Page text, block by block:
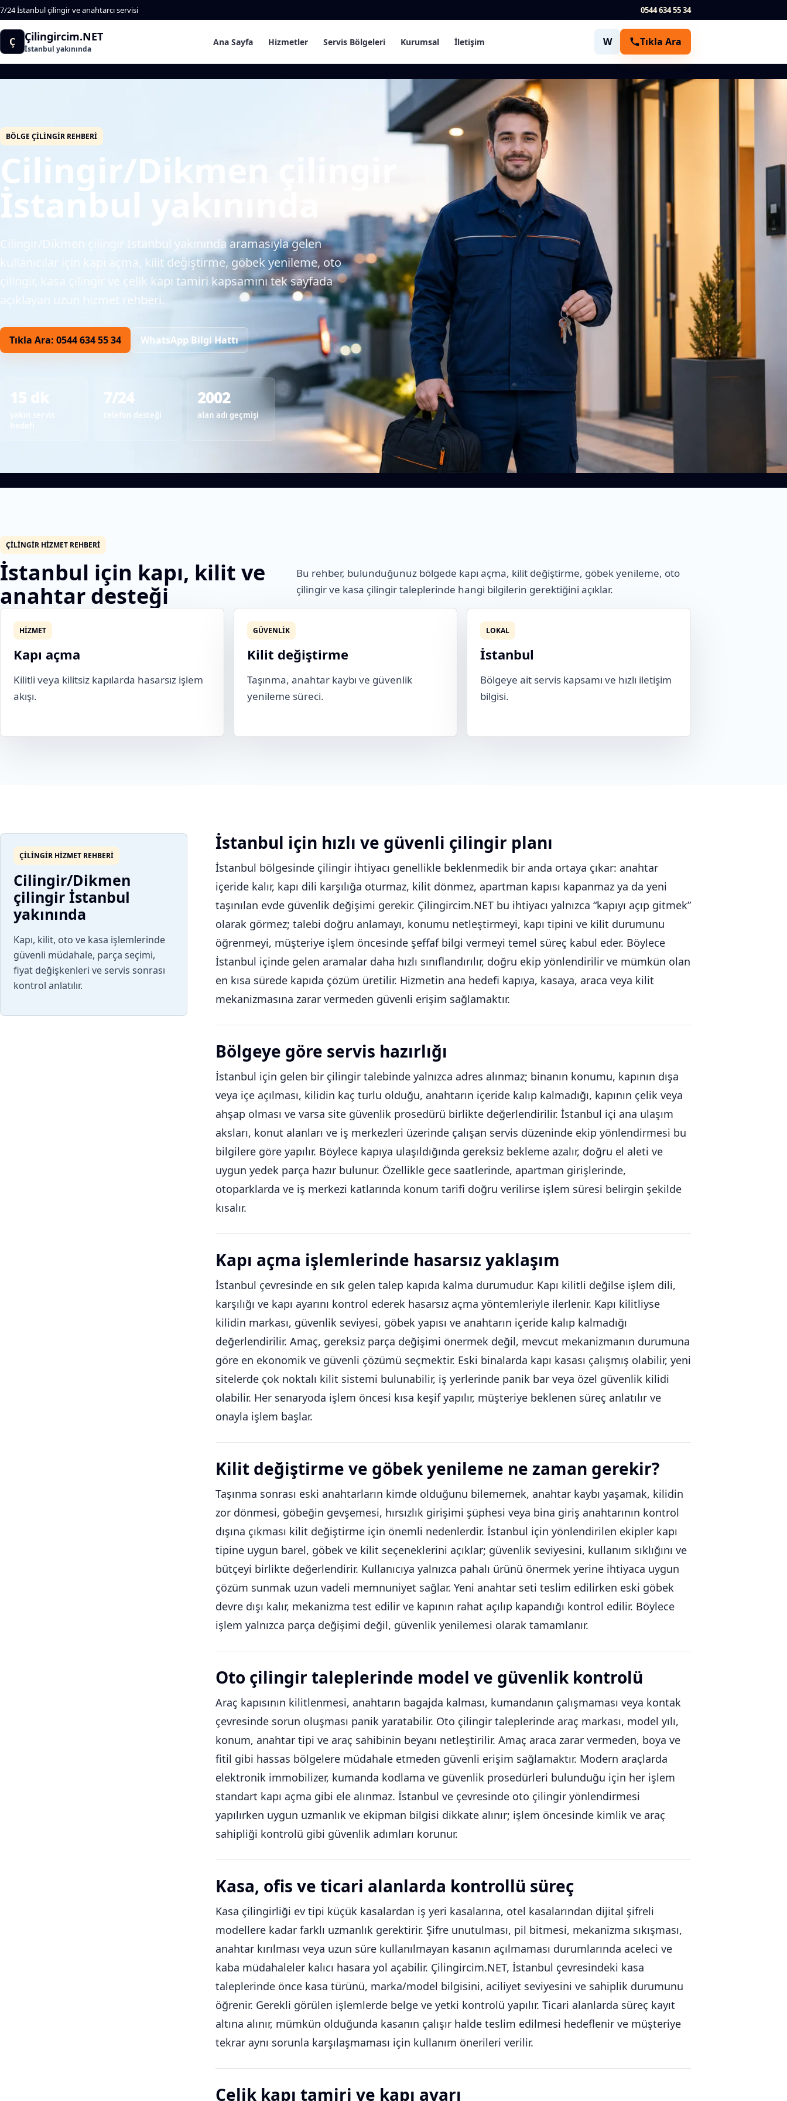
7/24 İstanbul çilingir ve anahtarcı servisi 0544 634 55 34
Ç Çilingircim.NET
İstanbul yakınında
Ana Sayfa Hizmetler Servis Bölgeleri Kurumsal İletişim W Tıkla Ara
BÖLGE ÇILINGIR REHBERI
Cilingir/Dikmen çilingir
İstanbul yakınında
Cilingir/Dikmen çilingir İstanbul yakınında aramasıyla gelen
kullanıcılar için kapı açma, kilit değiştirme, göbek yenileme, oto
çilingir, kasa çilingir ve çelik kapı tamiri kapsamını tek sayfada
açıklayan uzun hizmet rehberi.
Tıkla Ara: 0544 634 55 34 WhatsApp Bilgi Hattı
7/24
telefon desteği
2002
alan adı geçmişi
ÇILINGIR HIZMET REHBERI
İstanbul için kapı, kilit ve
anahtar desteği
Bu rehber, bulunduğunuz bölgede kapı açma, kilit değiştirme, göbek yenileme, oto
çilingir ve kasa çilingir taleplerinde hangi bilgilerin gerektiğini açıklar.
HIZMET
Kapı açma
Kilitli veya kilitsiz kapılarda hasarsız işlem
akışı.
GÜVENLIK
Kilit değiştirme
Taşınma, anahtar kaybı ve güvenlik
yenileme süreci.
LOKAL
İstanbul
Bölgeye ait servis kapsamı ve hızlı iletişim
bilgisi.
ÇILINGIR HIZMET REHBERI
Cilingir/Dikmen
çilingir İstanbul
yakınında
Kapı, kilit, oto ve kasa işlemlerinde
güvenli müdahale, parça seçimi,
fiyat değişkenleri ve servis sonrası
kontrol anlatılır.
İstanbul için hızlı ve güvenli çilingir planı
İstanbul bölgesinde çilingir ihtiyacı genellikle beklenmedik bir anda ortaya çıkar: anahtar
içeride kalır, kapı dili karşılığa oturmaz, kilit dönmez, apartman kapısı kapanmaz ya da yeni
taşınılan evde güvenlik değişimi gerekir. Çilingircim.NET bu ihtiyacı yalnızca “kapıyı açıp gitmek”
olarak görmez; talebi doğru anlamayı, konumu netleştirmeyi, kapı tipini ve kilit durumunu
öğrenmeyi, müşteriye işlem öncesinde şeffaf bilgi vermeyi temel süreç kabul eder. Böylece
İstanbul içinde gelen aramalar daha hızlı sınıflandırılır, doğru ekip yönlendirilir ve mümkün olan
en kısa sürede kapıda çözüm üretilir. Hizmetin ana hedefi kapıya, kasaya, araca veya kilit
mekanizmasına zarar vermeden güvenli erişim sağlamaktır.
Bölgeye göre servis hazırlığı
İstanbul için gelen bir çilingir talebinde yalnızca adres alınmaz; binanın konumu, kapının dışa
veya içe açılması, kilidin kaç turlu olduğu, anahtarın içeride kalıp kalmadığı, kapının çelik veya
ahşap olması ve varsa site güvenlik prosedürü birlikte değerlendirilir. İstanbul içi ana ulaşım
aksları, konut alanları ve iş merkezleri üzerinde çalışan servis düzeninde ekip yönlendirmesi bu
bilgilere göre yapılır. Böylece kapıya ulaşıldığında gereksiz bekleme azalır, doğru el aleti ve
uygun yedek parça hazır bulunur. Özellikle gece saatlerinde, apartman girişlerinde,
otoparklarda ve iş merkezi katlarında konum tarifi doğru verilirse işlem süresi belirgin şekilde
kısalır.
Kapı açma işlemlerinde hasarsız yaklaşım
İstanbul çevresinde en sık gelen talep kapıda kalma durumudur. Kapı kilitli değilse işlem dili,
karşılığı ve kapı ayarını kontrol ederek hasarsız açma yöntemleriyle ilerlenir. Kapı kilitliyse
kilidin markası, güvenlik seviyesi, göbek yapısı ve anahtarın içeride kalıp kalmadığı
değerlendirilir. Amaç, gereksiz parça değişimi önermek değil, mevcut mekanizmanın durumuna
göre en ekonomik ve güvenli çözümü seçmektir. Eski binalarda kapı kasası çalışmış olabilir, yeni
sitelerde çok noktalı kilit sistemi bulunabilir, iş yerlerinde panik bar veya özel güvenlik kilidi
olabilir. Her senaryoda işlem öncesi kısa keşif yapılır, müşteriye beklenen süreç anlatılır ve
onayla işlem başlar.
Kilit değiştirme ve göbek yenileme ne zaman gerekir?
Taşınma sonrası eski anahtarların kimde olduğunu bilememek, anahtar kaybı yaşamak, kilidin
zor dönmesi, göbeğin gevşemesi, hırsızlık girişimi şüphesi veya bina giriş anahtarının kontrol
dışına çıkması kilit değiştirme için önemli nedenlerdir. İstanbul için yönlendirilen ekipler kapı
tipine uygun barel, göbek ve kilit seçeneklerini açıklar; güvenlik seviyesini, kullanım sıklığını ve
bütçeyi birlikte değerlendirir. Kullanıcıya yalnızca pahalı ürünü önermek yerine ihtiyaca uygun
çözüm sunmak uzun vadeli memnuniyet sağlar. Yeni anahtar seti teslim edilirken eski göbek
devre dışı kalır, mekanizma test edilir ve kapının rahat açılıp kapandığı kontrol edilir. Böylece
işlem yalnızca parça değişimi değil, güvenlik yenilemesi olarak tamamlanır.
Oto çilingir taleplerinde model ve güvenlik kontrolü
Araç kapısının kilitlenmesi, anahtarın bagajda kalması, kumandanın çalışmaması veya kontak
çevresinde sorun oluşması panik yaratabilir. Oto çilingir taleplerinde araç markası, model yılı,
konum, anahtar tipi ve araç sahibinin beyanı netleştirilir. Amaç araca zarar vermeden, boya ve
fitil gibi hassas bölgelere müdahale etmeden güvenli erişim sağlamaktır. Modern araçlarda
elektronik immobilizer, kumanda kodlama ve güvenlik prosedürleri bulunduğu için her işlem
standart kapı açma gibi ele alınmaz. İstanbul ve çevresinde oto çilingir yönlendirmesi
yapılırken uygun uzmanlık ve ekipman bilgisi dikkate alınır; işlem öncesinde kimlik ve araç
sahipliği kontrolü gibi güvenlik adımları korunur.
Kasa, ofis ve ticari alanlarda kontrollü süreç
Kasa çilingirliği ev tipi küçük kasalardan iş yeri kasalarına, otel kasalarından dijital şifreli
modellere kadar farklı uzmanlık gerektirir. Şifre unutulması, pil bitmesi, mekanizma sıkışması,
anahtar kırılması veya uzun süre kullanılmayan kasanın açılmaması durumlarında aceleci ve
kaba müdahaleler kalıcı hasara yol açabilir. Çilingircim.NET, İstanbul çevresindeki kasa
taleplerinde önce kasa türünü, marka/model bilgisini, aciliyet seviyesini ve sahiplik durumunu
öğrenir. Gerekli görülen işlemlerde belge ve yetki kontrolü yapılır. Ticari alanlarda süreç kayıt
altına alınır, mümkün olduğunda kasanın çalışır halde teslim edilmesi hedeflenir ve müşteriye
tekrar aynı sorunla karşılaşmaması için kullanım önerileri verilir.
Çelik kapı tamiri ve kapı ayarı